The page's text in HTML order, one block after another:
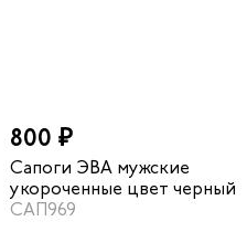
800 ₽
Сапоги ЭВА мужские
укороченные цвет черный
САП969